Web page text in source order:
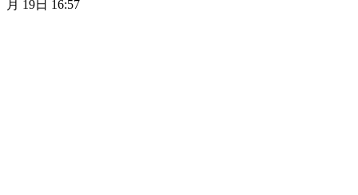
月 19日 16:57